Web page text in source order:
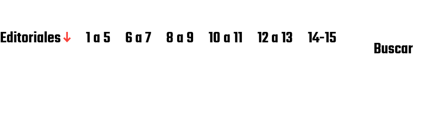
Editoriales 1 a 5 6 a 7 8 a 9 10 a 11 12 a 13
14-15
Buscar